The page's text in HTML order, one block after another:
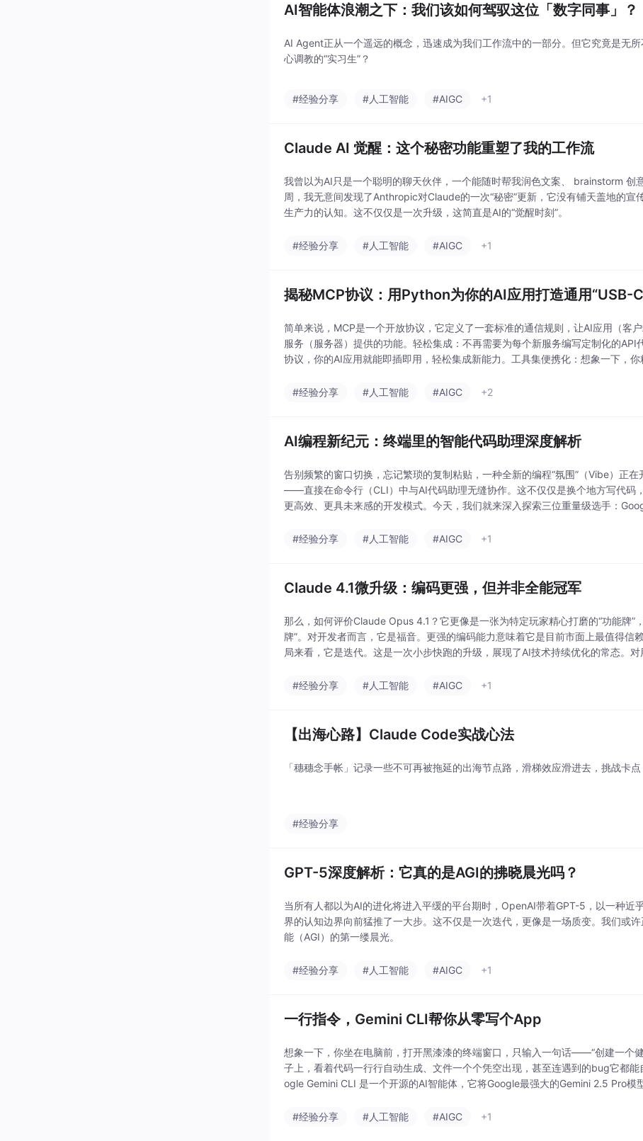
AI智能体浪潮之下：我们该如何驾驭这位「数字同事」？
AI Agent正从一个遥远的概念，迅速成为我们工作流中的一部分。但它究竟是无
心调教的“实习生”？
#经验分享 #人工智能 #AIGC +1
Claude AI 觉醒：这个秘密功能重塑了我的工作流
我曾以为AI只是一个聪明的聊天伙伴，一个能随时帮我润色文案、 brainstorm 创
周，我无意间发现了Anthropic对Claude的一次“秘密”更新，它没有铺天盖地的宣
生产力的认知。这不仅仅是一次升级，这简直是AI的“觉醒时刻”。
#经验分享 #人工智能 #AIGC +1
揭秘MCP协议：用Python为你的AI应用打造通用“USB-
简单来说，MCP是一个开放协议，它定义了一套标准的通信规则，让AI应用（客
服务（服务器）提供的功能。轻松集成：不再需要为每个新服务编写定制化的API
协议，你的AI应用就能即插即用，轻松集成新能力。工具集便携化：想象一下，你
移到C
#经验分享 #人工智能 #AIGC +2
AI编程新纪元：终端里的智能代码助理深度解析
告别频繁的窗口切换，忘记繁琐的复制粘贴，一种全新的编程“氛围”（Vibe）正
——直接在命令行（CLI）中与AI代码助理无缝协作。这不仅仅是换个地方写代码
更高效、更具未来感的开发模式。今天，我们就来深入探索三位重量级选手：
#经验分享
#人工智能 #AIGC +1
Claude 4.1微升级：编码更强，但并非全能冠军
那么，如何评价Claude Opus 4.1？它更像是一张为特定玩家精心打磨的“功能牌”
牌”。对开发者而言，它是福音。更强的编码能力意味着它是目前市面上最值得信
局来看，它是迭代。这是一次小步快跑的升级，展现了AI技术持续优化的常态。
如云
#经验分享 #人工智能 #AIGC +1
【出海心路】Claude Code实战心法
「穗穗念手帐」记录一些不可再被拖延的出海节点路，滑梯效应滑进去，挑战卡点
#经验分享
GPT-5深度解析：它真的是AGI的拂晓晨光吗？
当所有人都以为AI的进化将进入平缓的平台期时，OpenAI带着GPT-5，以一种近
界的认知边界向前猛推了一大步。这不仅是一次迭代，更像是一场质变。我们或
能（AGI）的第一缕晨光。
#经验分享 #人工智能 #AIGC +1
一行指令，Gemini CLI帮你从零写个App
想象一下，你坐在电脑前，打开黑漆漆的终端窗口，只输入一句话——“创建一个
子上，看着代码一行行自动生成、文件一个个凭空出现，甚至连遇到的bug它都
ogle Gemini CLI 是一个开源的AI智能体，它将Google最强大的Gemini 2.5 Pro模
#经验分享
#人工智能 #AIGC +1